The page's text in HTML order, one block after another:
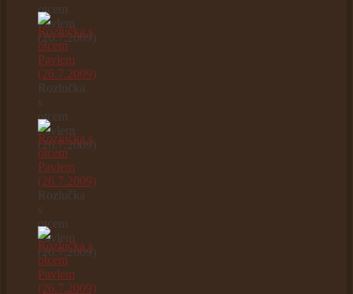
otcem
Pavlem
(26.7.2009)
Rozlučka
s
otcem
Pavlem
(26.7.2009)
Rozlučka
s
otcem
Pavlem
(26.7.2009)